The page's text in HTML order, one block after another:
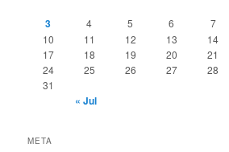
3 4 5 6 7
10
11 12 13 14
17
18 19 20 21
24
25 26 27 28
31
« Jul
META